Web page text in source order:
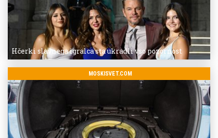
Hčerki slavnega igralca sta ukradli vso pozornost
MOSKISVET.COM